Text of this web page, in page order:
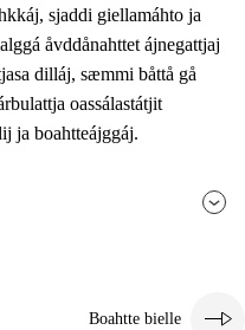
sjaddi giellamáhto ja
åvddånahttet ájnegattjaj
dilláj, sæmmi båttå gå
oassálastátjit
ja boahtteájggáj.
Boahtte bielle